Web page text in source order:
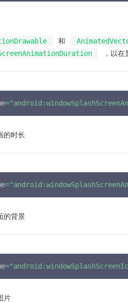
和
，以
=
的时长
=
的背景
=
片